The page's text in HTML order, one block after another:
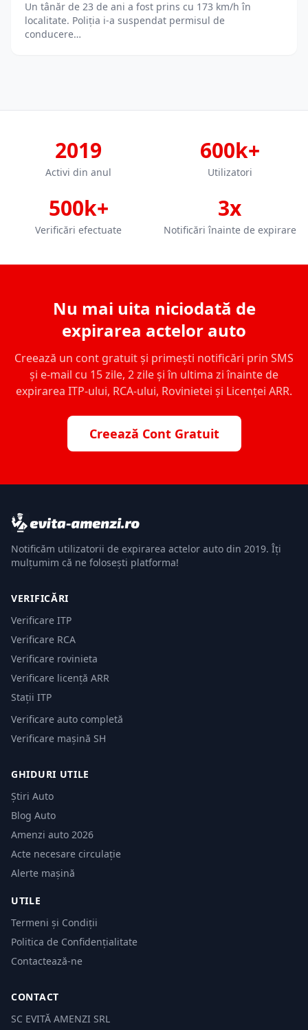
Un tânăr de 23 de ani a fost prins cu 173 km/h în
localitate. Poliția i-a suspendat permisul de
conducere…
2019
Activi din anul
600k+
Utilizatori
500k+
Verificări efectuate
3x
Notificări înainte de expirare
Nu mai uita niciodată de
expirarea actelor auto
Creează un cont gratuit și primești notificări prin SMS
și e-mail cu 15 zile, 2 zile și în ultima zi înainte de
expirarea ITP-ului, RCA-ului, Rovinietei și Licenței ARR.
Creează Cont Gratuit
Notificăm utilizatorii de expirarea actelor auto din 2019. Îți
mulțumim că ne folosești platforma!
VERIFICĂRI
Verificare ITP
Verificare RCA
Verificare rovinieta
Verificare licență ARR
Stații ITP
Verificare auto completă
Verificare mașină SH
GHIDURI UTILE
Știri Auto
Blog Auto
Amenzi auto 2026
Acte necesare circulație
Alerte mașină
UTILE
Termeni și Condiții
Politica de Confidențialitate
Contactează-ne
CONTACT
SC EVITĂ AMENZI SRL